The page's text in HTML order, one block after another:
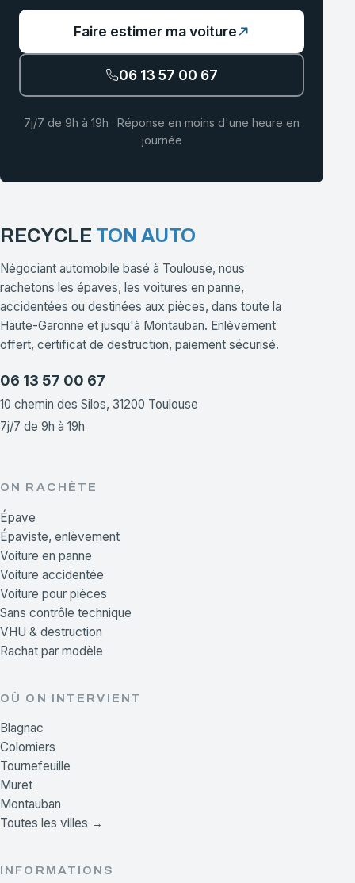
Faire estimer ma voiture
06 13 57 00 67
7j/7 de 9h à 19h · Réponse en moins d'une heure en
journée
RECYCLE TON AUTO
Négociant automobile basé à Toulouse, nous
rachetons les épaves, les voitures en panne,
accidentées ou destinées aux pièces, dans toute la
Haute-Garonne et jusqu'à Montauban. Enlèvement
offert, certificat de destruction, paiement sécurisé.
06 13 57 00 67
10 chemin des Silos, 31200 Toulouse
7j/7 de 9h à 19h
ON RACHÈTE
Épave
Épaviste, enlèvement
Voiture en panne
Voiture accidentée
Voiture pour pièces
Sans contrôle technique
VHU & destruction
Rachat par modèle
OÙ ON INTERVIENT
Blagnac
Colomiers
Tournefeuille
Muret
Montauban
Toutes les villes →
INFORMATIONS